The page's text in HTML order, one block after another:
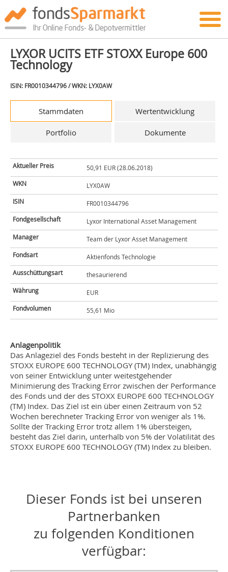
LYXOR UCITS ETF STOXX Europe 600
Technology
ISIN: FR0010344796 / WKN: LYX0AW
Stammdaten Wertentwicklung
Portfolio Dokumente
Aktueller Preis
50,91 EUR (28.06.2018)
WKN
LYX0AW
ISIN
FR0010344796
Fondgesellschaft
Lyxor International Asset Management
Manager
Team der Lyxor Asset Management
Fondsart
Aktienfonds Technologie
Ausschüttungsart
thesaurierend
Währung
EUR
Fondvolumen
55,61 Mio
Anlagenpolitik
Das Anlageziel des Fonds besteht in der Replizierung des
STOXX EUROPE 600 TECHNOLOGY (TM) Index, unabhängig
von seiner Entwicklung unter weitestgehender
Minimierung des Tracking Error zwischen der Performance
des Fonds und der des STOXX EUROPE 600 TECHNOLOGY
(TM) Index. Das Ziel ist ein über einen Zeitraum von 52
Wochen berechneter Tracking Error von weniger als 1%.
Sollte der Tracking Error trotz allem 1% übersteigen,
besteht das Ziel darin, unterhalb von 5% der Volatilität des
STOXX EUROPE 600 TECHNOLOGY (TM) Index zu bleiben.
Dieser Fonds ist bei unseren
Partnerbanken
zu folgenden Konditionen
verfügbar: